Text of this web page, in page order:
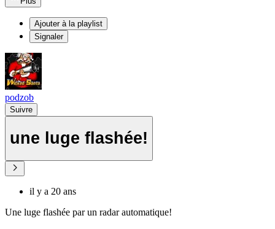
Ajouter à la playlist
Signaler
podzob
Suivre
une luge flashée!
il y a 20 ans
Une luge flashée par un radar automatique!